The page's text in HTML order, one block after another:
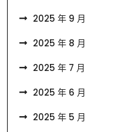
2025 年 9 月
2025 年 8 月
2025 年 7 月
2025 年 6 月
2025 年 5 月